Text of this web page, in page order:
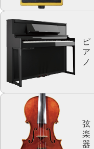
ピ
ア
ノ
弦
楽
器